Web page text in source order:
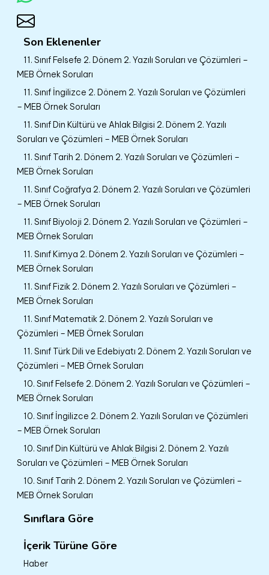
Son Eklenenler
11. Sınıf Felsefe 2. Dönem 2. Yazılı Soruları ve Çözümleri –
MEB Örnek Soruları
11. Sınıf İngilizce 2. Dönem 2. Yazılı Soruları ve Çözümleri
– MEB Örnek Soruları
11. Sınıf Din Kültürü ve Ahlak Bilgisi 2. Dönem 2. Yazılı
Soruları ve Çözümleri – MEB Örnek Soruları
11. Sınıf Tarih 2. Dönem 2. Yazılı Soruları ve Çözümleri –
MEB Örnek Soruları
11. Sınıf Coğrafya 2. Dönem 2. Yazılı Soruları ve Çözümleri
– MEB Örnek Soruları
11. Sınıf Biyoloji 2. Dönem 2. Yazılı Soruları ve Çözümleri –
MEB Örnek Soruları
11. Sınıf Kimya 2. Dönem 2. Yazılı Soruları ve Çözümleri –
MEB Örnek Soruları
11. Sınıf Fizik 2. Dönem 2. Yazılı Soruları ve Çözümleri –
MEB Örnek Soruları
11. Sınıf Matematik 2. Dönem 2. Yazılı Soruları ve
Çözümleri – MEB Örnek Soruları
11. Sınıf Türk Dili ve Edebiyatı 2. Dönem 2. Yazılı Soruları ve
Çözümleri – MEB Örnek Soruları
10. Sınıf Felsefe 2. Dönem 2. Yazılı Soruları ve Çözümleri –
MEB Örnek Soruları
10. Sınıf İngilizce 2. Dönem 2. Yazılı Soruları ve Çözümleri
– MEB Örnek Soruları
10. Sınıf Din Kültürü ve Ahlak Bilgisi 2. Dönem 2. Yazılı
Soruları ve Çözümleri – MEB Örnek Soruları
10. Sınıf Tarih 2. Dönem 2. Yazılı Soruları ve Çözümleri –
MEB Örnek Soruları
Sınıflara Göre
İçerik Türüne Göre
Haber